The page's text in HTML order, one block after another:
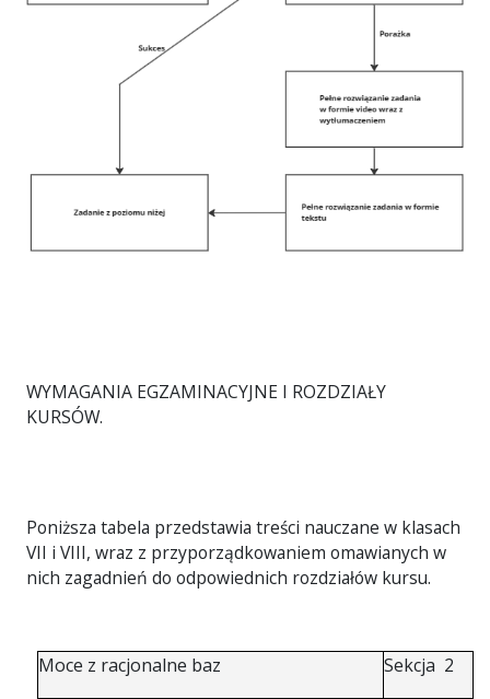
WYMAGANIA EGZAMINACYJNE I ROZDZIAŁY
KURSÓW.
Poniższa tabela przedstawia treści nauczane w klasach
VII i VIII, wraz z przyporządkowaniem omawianych w
nich zagadnień do odpowiednich rozdziałów kursu.
Moce z racjonalne baz Sekcja 2